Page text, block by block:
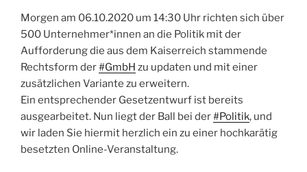
Morgen am 06.10.2020 um 14:30 Uhr richten sich über
500 Unternehmer*innen an die Politik mit der
Aufforderung die aus dem Kaiserreich stammende
Rechtsform der#GmbH zu updaten und mit einer
zusätzlichen Variante zu erweitern.
Ein entsprechender Gesetzentwurf ist bereits
ausgearbeitet. Nun liegt der Ball bei der#Politik, und
wir laden Sie hiermit herzlich ein zu einer hochkarätig
besetzten Online-Veranstaltung.